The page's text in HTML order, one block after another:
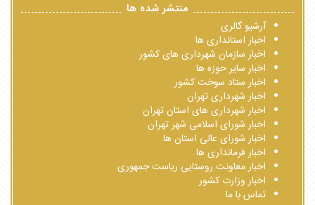
منتشر شده ها
آرشیو گالری
اخبار استانداری ها
اخبار سازمان شهرداری های کشور
اخبار سایر حوزه ها
اخبار ستاد سوخت کشور
اخبار شهرداری تهران
اخبار شهرداری های استان تهران
اخبار شورای اسلامی شهر تهران
اخبار شورای عالی استان ها
اخبار فرمانداری ها
اخبار معاونت روستایی ریاست جمهوری
اخبار وزارت کشور
تماس با ما